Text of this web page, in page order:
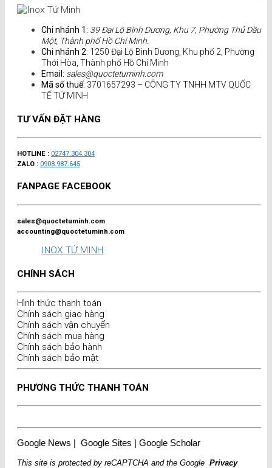
Chi nhánh 1: 39 Đại Lộ Bình Dương, Khu 7, Phường Thủ Dầu
Một, Thành phố Hồ Chí Minh.
Chi nhánh 2: 1250 Đại Lộ Bình Dương, Khu phố 2, Phường
Thới Hòa, Thành phố Hồ Chí Minh
Email: sales@quoctetuminh.com
Mã số thuế: 3701657293 – CÔNG TY TNHH MTV QUỐC
TẾ TỨ MINH
TƯ VẤN ĐẶT HÀNG
HOTLINE : 02747.304.304
ZALO : 0908.987.645
FANPAGE FACEBOOK
sales@quoctetuminh.com
accounting@quoctetuminh.com
INOX TỨ MINH
CHÍNH SÁCH
Hình thức thanh toán
Chính sách giao hàng
Chính sách vận chuyển
Chính sách mua hàng
Chính sách bảo hành
Chính sách bảo mật
PHƯƠNG THỨC THANH TOÁN
Google News | Google Sites | Google Scholar
This site is protected by reCAPTCHA and the Google Privacy